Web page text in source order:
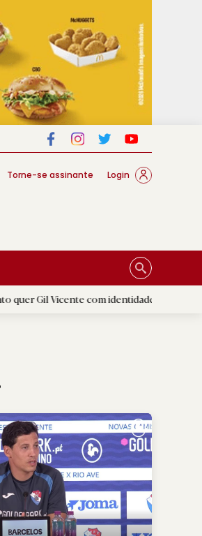
Torne-se assinante Login
com identidade e a respeitar 'herança'